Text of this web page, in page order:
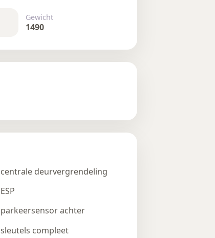
Gewicht
1490
centrale deurvergrendeling
ESP
parkeersensor achter
sleutels compleet